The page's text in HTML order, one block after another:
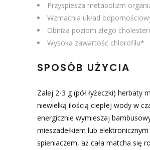
Przyspiesza metabolizm
Wzmacnia układ
Obniża poziom złego
Wysoka zawartość chlorofilu*
SPOSÓB UŻYCIA
Zalej 2-3 g (pół łyżeczki) herbaty
niewielką ilością ciepłej wody w
energicznie wymieszaj
mieszadełkiem lub elektronicznym
spieniaczem, aż cała matcha się